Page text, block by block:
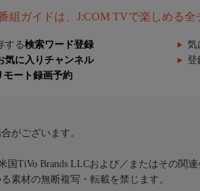
組ガイドは、J:COM TVで楽しめる
する検索ワード登録 気
気に入りチャンネル 登
モート録画予約
がございます。
TiVo Brands LLCおよび／またはその関
素材の無断複写・転載を禁じます。